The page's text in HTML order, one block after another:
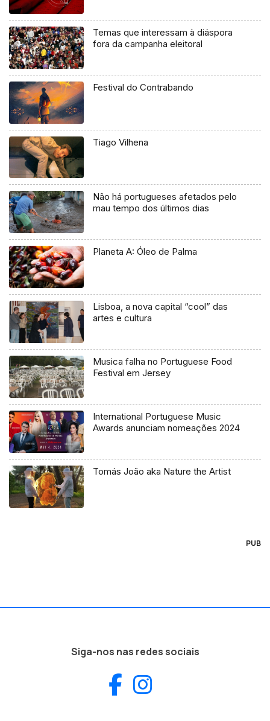
Temas que interessam à diáspora
fora da campanha eleitoral
Festival do Contrabando
Tiago Vilhena
Não há portugueses afetados pelo
mau tempo dos últimos dias
Planeta A: Óleo de Palma
Lisboa, a nova capital “cool” das
artes e cultura
Musica falha no Portuguese Food
Festival em Jersey
International Portuguese Music
Awards anunciam nomeações 2024
Tomás João aka Nature the Artist
PUB
Siga-nos nas redes sociais
Facebook